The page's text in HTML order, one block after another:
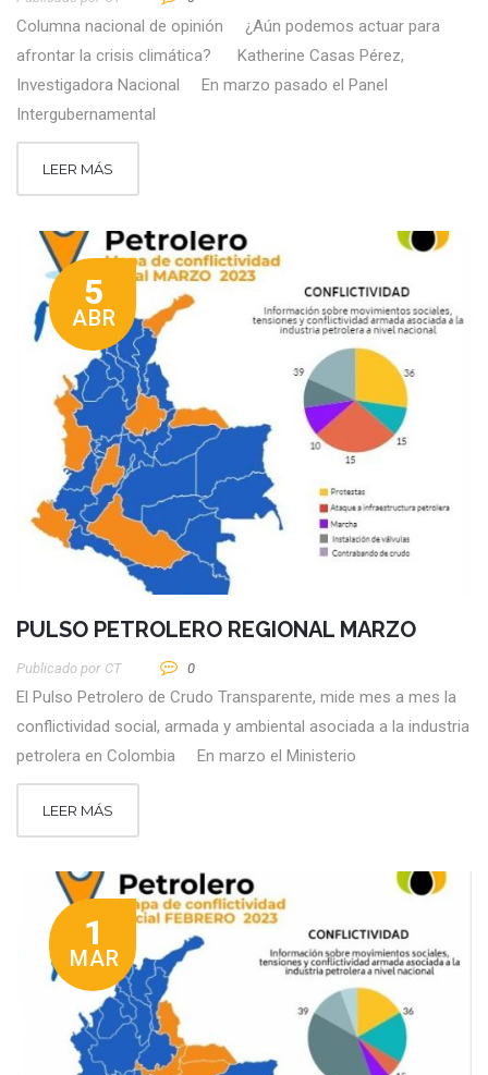
Columna nacional de opinión ¿Aún podemos actuar para
afrontar la crisis climática? Katherine Casas Pérez,
Investigadora Nacional En marzo pasado el Panel
Intergubernamental
LEER MÁS
5
ABR
PULSO PETROLERO REGIONAL MARZO
Publicado por CT 0
El Pulso Petrolero de Crudo Transparente, mide mes a mes la
conflictividad social, armada y ambiental asociada a la industria
petrolera en Colombia En marzo el Ministerio
LEER MÁS
1
MAR